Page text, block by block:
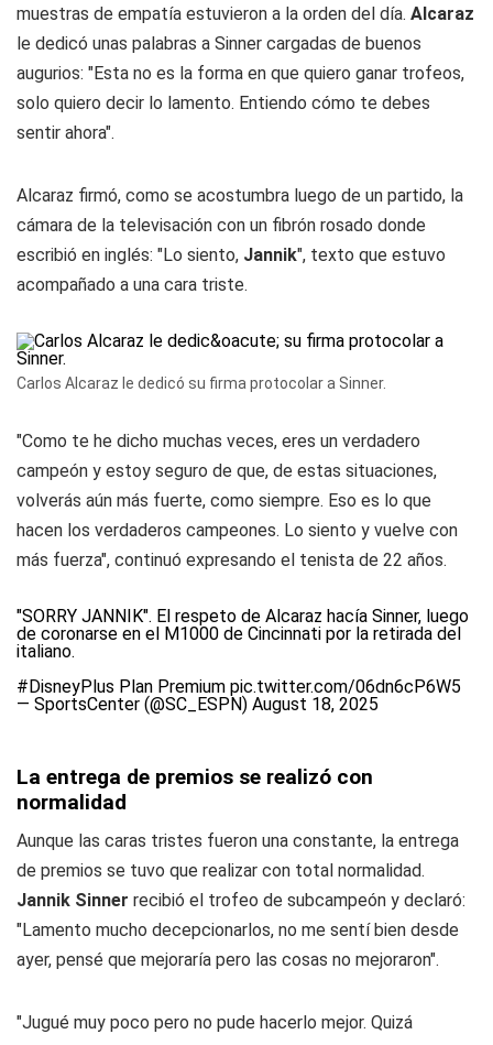
muestras de empatía estuvieron a la orden del día. Alcaraz
le dedicó unas palabras a Sinner cargadas de buenos
augurios: "Esta no es la forma en que quiero ganar trofeos,
solo quiero decir lo lamento. Entiendo cómo te debes
sentir ahora".
Alcaraz firmó, como se acostumbra luego de un partido, la
cámara de la televisación con un fibrón rosado donde
escribió en inglés: "Lo siento, Jannik", texto que estuvo
acompañado a una cara triste.
Carlos Alcaraz le dedicó su firma protocolar a Sinner.
"Como te he dicho muchas veces, eres un verdadero
campeón y estoy seguro de que, de estas situaciones,
volverás aún más fuerte, como siempre. Eso es lo que
hacen los verdaderos campeones. Lo siento y vuelve con
más fuerza", continuó expresando el tenista de 22 años.
"SORRY JANNIK". El respeto de Alcaraz hacía Sinner, luego
de coronarse en el M1000 de Cincinnati por la retirada del
italiano.
#DisneyPlus Plan Premium pic.twitter.com/06dn6cP6W5
— SportsCenter (@SC_ESPN) August 18, 2025
La entrega de premios se realizó con
normalidad
Aunque las caras tristes fueron una constante, la entrega
de premios se tuvo que realizar con total normalidad.
Jannik Sinner recibió el trofeo de subcampeón y declaró:
"Lamento mucho decepcionarlos, no me sentí bien desde
ayer, pensé que mejoraría pero las cosas no mejoraron".
"Jugué muy poco pero no pude hacerlo mejor. Quizá